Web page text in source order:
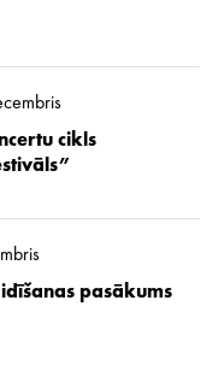
cikls
pasākums